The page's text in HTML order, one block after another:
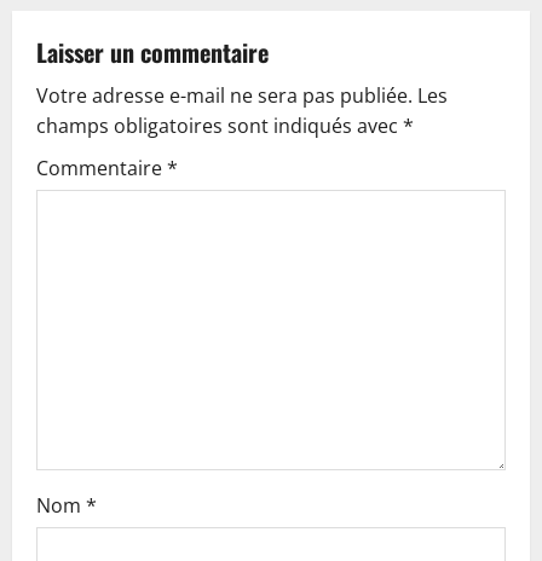
v
i
g
Laisser un commentaire
Votre adresse e-mail ne sera pas publiée. Les
champs obligatoires sont indiqués avec *
Commentaire*
Nom *